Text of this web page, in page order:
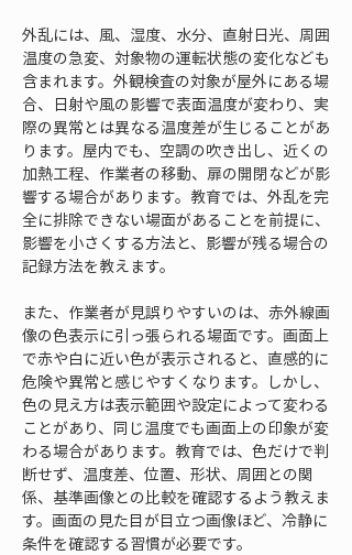
外乱には、風、湿度、水分、直射日光、周囲
温度の急変、対象物の運転状態の変化なども
含まれます。外観検査の対象が屋外にある場
合、日射や風の影響で表面温度が変わり、実
際の異常とは異なる温度差が生じることがあ
ります。屋内でも、空調の吹き出し、近くの
加熱工程、作業者の移動、扉の開閉などが影
響する場合があります。教育では、外乱を完
全に排除できない場面があることを前提に、
影響を小さくする方法と、影響が残る場合の
記録方法を教えます。
また、作業者が見誤りやすいのは、赤外線画
像の色表示に引っ張られる場面です。画面上
で赤や白に近い色が表示されると、直感的に
危険や異常と感じやすくなります。しかし、
色の見え方は表示範囲や設定によって変わる
ことがあり、同じ温度でも画面上の印象が変
わる場合があります。教育では、色だけで判
断せず、温度差、位置、形状、周囲との関
係、基準画像との比較を確認するよう教えま
す。画面の見た目が目立つ画像ほど、冷静に
条件を確認する習慣が必要です。